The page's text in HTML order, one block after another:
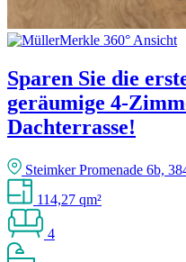
Sparen Sie die
geräumige 4-
Dachterrasse!
Steimker Promenade 6b,
114,27 qm²
4